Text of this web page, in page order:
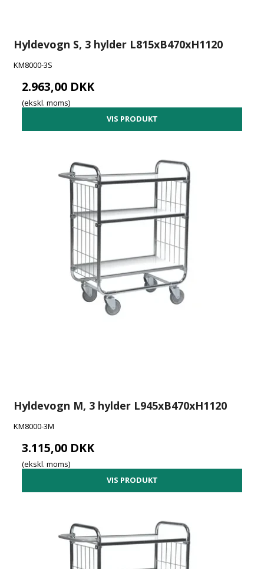
Hyldevogn S, 3 hylder L815xB470xH1120
KM8000-3S
2.963,00 DKK
(ekskl. moms)
VIS PRODUKT
Hyldevogn M, 3 hylder L945xB470xH1120
KM8000-3M
3.115,00 DKK
(ekskl. moms)
VIS PRODUKT